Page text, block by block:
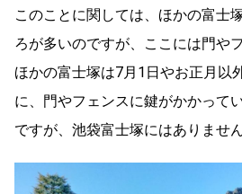
このことに関しては、ほかの富士
ろが多いのですが、ここには門や
ほかの富士塚は7月1日やお正月以
に、門やフェンスに鍵がかかって
ですが、池袋富士塚にはありません